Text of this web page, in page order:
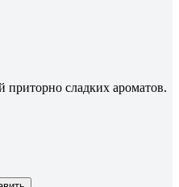
приторно сладких ароматов.